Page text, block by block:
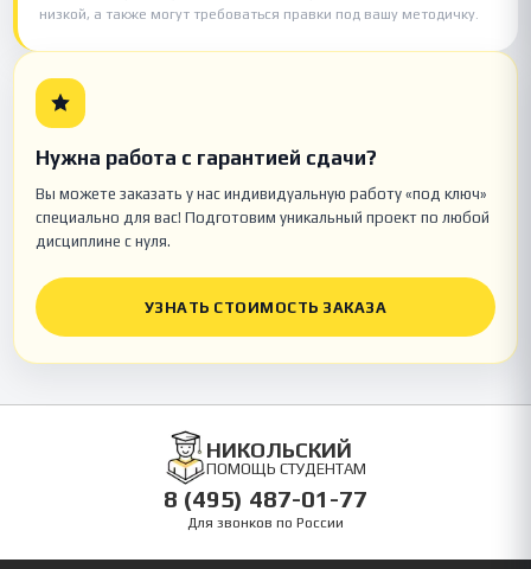
низкой, а также могут требоваться правки под вашу методичку.
Нужна работа с гарантией сдачи?
Вы можете заказать у нас индивидуальную работу «под ключ»
специально для вас! Подготовим уникальный проект по любой
дисциплине с нуля.
УЗНАТЬ СТОИМОСТЬ ЗАКАЗА
НИКОЛЬСКИЙ
ПОМОЩЬ СТУДЕНТАМ
8 (495) 487-01-77
Для звонков по России